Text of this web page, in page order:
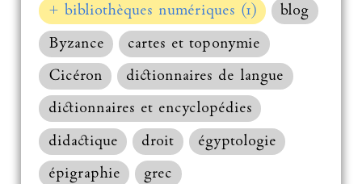
+ bibliothèques numériques (1)
blog
Byzance
cartes et toponymie
Cicéron
dictionnaires de langue
dictionnaires et encyclopédies
didactique
droit
égyptologie
épigraphie
grec